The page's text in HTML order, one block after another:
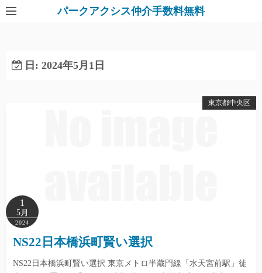
パークアクシス仲介手数料無料
日: 2024年5月1日
東京都中央区
1
5月
2024
NS22日本橋浜町賢い選択
NS22日本橋浜町賢い選択 東京メトロ半蔵門線「水天宮前駅」徒